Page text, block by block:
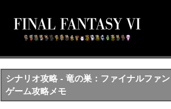
シナリオ攻略 - 竜の巣：ファイナルファ
ゲーム攻略メモ